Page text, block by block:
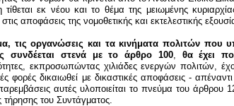
τίθεται εκ νέου και το θέμα της μειωμένης
αποφάσεις της νομοθετικής και εκτελεστικής
τις οργανώσεις και τα κινήματα πολιτών που
συνδέεται στενά με το άρθρο 100, θα έχει
εκπροσωπώντας χιλιάδες ενεργών πολιτών,
φορές δικαιωθεί με δικαστικές αποφάσεις -
αυτές υλοποιείται το πνεύμα του άρθρου
τήρησης του Συντάγματος.